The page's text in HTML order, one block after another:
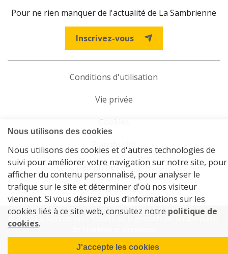
Pour ne rien manquer de l'actualité de La Sambrienne
Inscrivez-vous
Conditions d'utilisation
Vie privée
Cookies
Plan du site
Démarches en ligne
Aide & contact
© 2026 La Sambrienne - Société de logements de service public
Powered by Wavenet